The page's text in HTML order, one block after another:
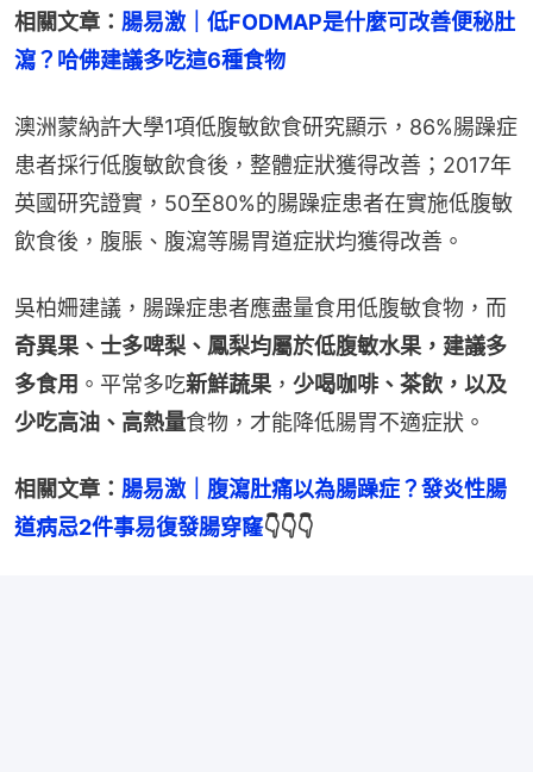
相關文章： 腸易激｜低FODMAP是什麼可改善便秘肚
瀉？哈佛建議多吃這6種食物
澳洲蒙納許大學1項低腹敏飲食研究顯示，86%腸躁症
患者採行低腹敏飲食後，整體症狀獲得改善；2017年
英國研究證實，50至80%的腸躁症患者在實施低腹敏
飲食後，腹脹、腹瀉等腸胃道症狀均獲得改善。
吳柏姍建議，腸躁症患者應盡量食用低腹敏食物，而
奇異果、士多啤梨、鳳梨均屬於低腹敏水果，建議多
多食用 。平常多吃新鮮蔬果， 少喝咖啡、茶飲，以及
少吃高油、高熱量食物，才能降低腸胃不適症狀。
相關文章： 腸易激｜腹瀉肚痛以為腸躁症？發炎性腸
道病忌2件事易復發腸穿窿👇👇👇